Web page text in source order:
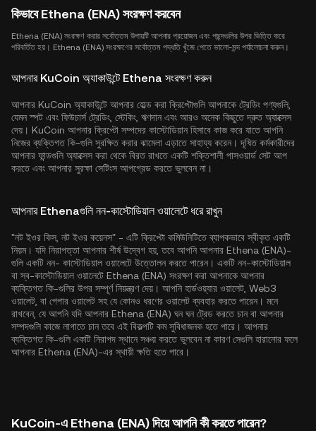
কিভাবে Ethena (ENA) সংরক্ষণ করবেন
Ethena (ENA) সংরক্ষণ করার সর্বোত্তম উপায়টি আপনার প্রয়োজন এবং পছন্দগুলির উপর ভিত্তি করে
পরিবর্তিত হয়। Ethena (ENA) সংরক্ষণের সর্বোত্তম পদ্ধতি খুঁজে পেতে ভালো-মন্দ পর্যালোচনা করুন।
আপনার KuCoin অ্যাকাউন্টে Ethena সংরক্ষণ করুন
আপনার KuCoin অ্যাকাউন্টে আপনার হোল্ড করা ক্রিপ্টোগুলি আপনাকে ট্রেডিং পণ্যগুলি,
যেমন স্পট এবং ফিউচার্স ট্রেডিং, স্টেকিং, ঋণদান এবং আরও অনেক কিছুতে দ্রুত অ্যাক্সেস
দেয়। KuCoin আপনার ক্রিপ্টো সম্পদের কাস্টোডিয়ান হিসাবে কাজ করে যাতে আপনি
নিজের ব্যক্তিগত কি-গুলি সুরক্ষিত করার ঝামেলা এড়াতে সাহায্য করেন। দূষিত কর্মকারীদের
আপনার ফান্ডগুলি অ্যাক্সেস করা থেকে বিরত রাখতে একটি শক্তিশালী পাসওয়ার্ড সেট আপ
করতে এবং আপনার সুরক্ষা সেটিংস আপগ্রেড করতে ভুলবেন না।
আপনার Ethenaগুলি নন-কাস্টোডিয়াল ওয়ালেটে ধরে রাখুন
"নট ইওর কিস, নট ইওর কয়েনস" - এটি ক্রিপ্টো কমিউনিটিতে ব্যাপকভাবে স্বীকৃত একটি
নিয়ম। যদি নিরাপত্তা আপনার শীর্ষ উদ্বেগ হয়, তবে আপনি আপনার Ethena (ENA)-
গুলি একটি নন- কাস্টোডিয়াল ওয়ালেটে উত্তোলন করতে পারেন। একটি নন-কাস্টোডিয়াল
বা স্ব-কাস্টোডিয়াল ওয়ালেটে Ethena (ENA) সংরক্ষণ করা আপনাকে আপনার
ব্যক্তিগত কি-গুলির উপর সম্পূর্ণ নিয়ন্ত্রণ দেয়। আপনি হার্ডওয়্যার ওয়ালেট, Web3
ওয়ালেট, বা পেপার ওয়ালেট সহ যে কোনও ধরণের ওয়ালেট ব্যবহার করতে পারেন। মনে
রাখবেন, যে আপনি যদি আপনার Ethena (ENA) ঘন ঘন ট্রেড করতে চান বা আপনার
সম্পদগুলি কাজে লাগাতে চান তবে এই বিকল্পটি কম সুবিধাজনক হতে পারে। আপনার
ব্যক্তিগত কি-গুলি একটি নিরাপদ স্থানে সঞ্চয় করতে ভুলবেন না কারণ সেগুলি হারানোর ফলে
আপনার Ethena (ENA)-এর স্থায়ী ক্ষতি হতে পারে।
KuCoin-এ Ethena (ENA) দিয়ে আপনি কী করতে পারেন?